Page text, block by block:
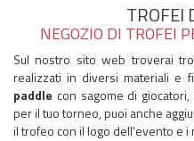
TROFEI
NEGOZIO DI TROFEI
Sul nostro sito web troverai
realizzati in diversi materiali e
paddle con sagome di
per il tuo torneo, puoi anche
il trofeo con il logo dell'evento e i